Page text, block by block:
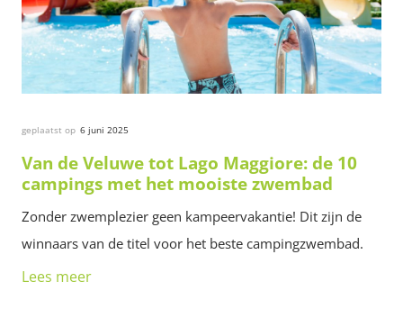
geplaatst op 6 juni 2025
Van de Veluwe tot Lago Maggiore: de 10
campings met het mooiste zwembad
Zonder zwemplezier geen kampeervakantie! Dit zijn de
winnaars van de titel voor het beste campingzwembad.
Lees meer